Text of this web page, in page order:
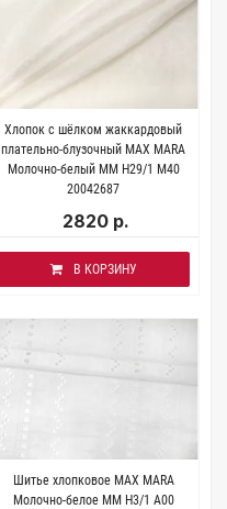
Хлопок с шёлком жаккардовый
плательно-блузочный MAX MARA
Молочно-белый MM Н29/1 M40
20042687
2820 р.
В КОРЗИНУ
Шитье хлопковое MAX MARA
Молочно-белое MM H3/1 A00